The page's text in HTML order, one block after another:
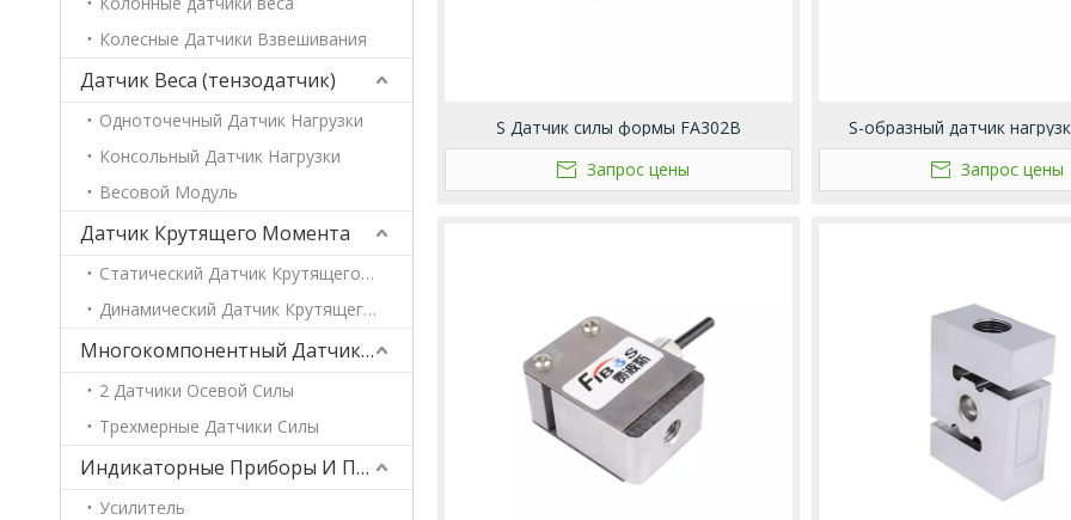
Колесные Датчики Взвешивания
Датчик Веса (тензодатчик)
Одноточечный Датчик Нагрузки
Консольный Датчик Нагрузки
Весовой Модуль
Датчик Крутящего Момента
Статический Датчик Крутящего Момента
Динамический Датчик Крутящего Момента
Многокомпонентный Датчик Силы
2 Датчики Осевой Силы
Трехмерные Датчики Силы
Индикаторные Приборы И Преобразователи
Усилитель
S Датчик силы формы FA302B
Запрос цены
S-образный датчик
Запрос цены